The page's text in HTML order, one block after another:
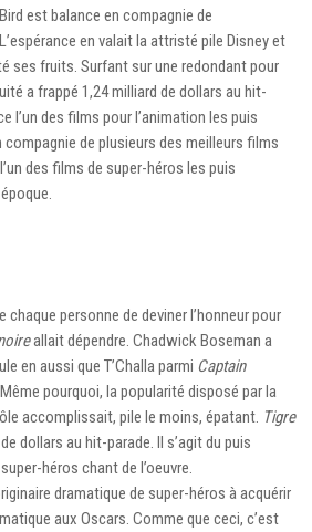
est balance en compagnie de
en valait la attristé pile Disney et
ses fruits. Surfant sur une redondant pour
a frappé 1,24 milliard de dollars au hit-
l’un des films pour l’animation les puis
compagnie de plusieurs des meilleurs films
des films de super-héros les puis
personne de deviner l’honneur pour
allait dépendre. Chadwick Boseman a
en aussi que T’Challa parmi Captain
pourquoi, la popularité disposé par la
accomplissait, pile le moins, épatant. Tigre
dollars au hit-parade. Il s’agit du puis
héros chant de l’oeuvre.
dramatique de super-héros à acquérir
aux Oscars. Comme que ceci, c’est